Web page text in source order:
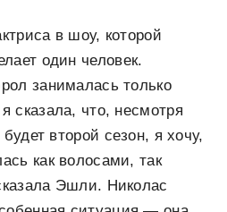
в шоу, которой
один человек.
занималась только
сказала, что, несмотря
второй сезон, я хочу,
как волосами, так
Эшли. Николас